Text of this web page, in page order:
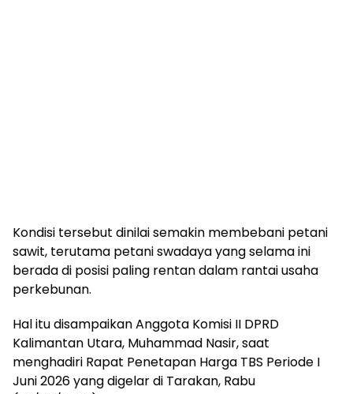
Kondisi tersebut dinilai semakin membebani petani
sawit, terutama petani swadaya yang selama ini
berada di posisi paling rentan dalam rantai usaha
perkebunan.
Hal itu disampaikan Anggota Komisi II DPRD
Kalimantan Utara, Muhammad Nasir, saat
menghadiri Rapat Penetapan Harga TBS Periode I
Juni 2026 yang digelar di Tarakan, Rabu